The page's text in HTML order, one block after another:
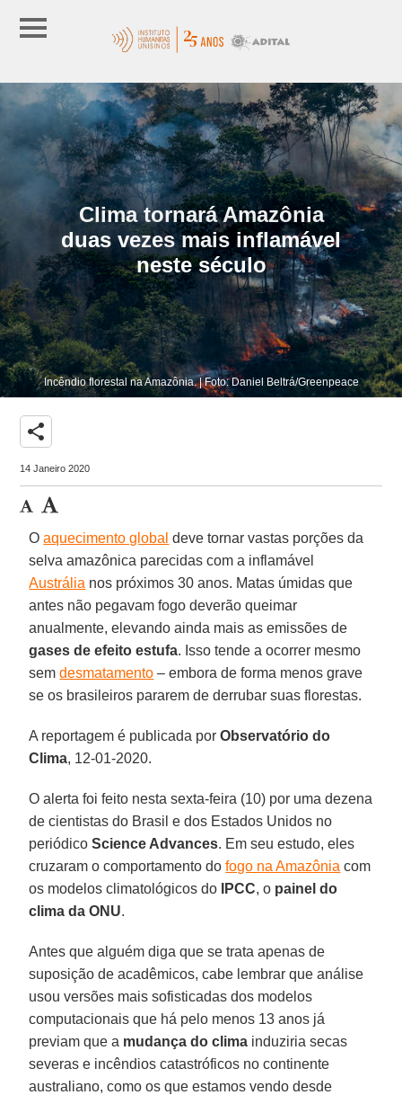
Clima tornará Amazônia
duas vezes mais inflamável
neste século
Incêndio florestal na Amazônia. | Foto: Daniel Beltrá/Greenpeace
share
14 Janeiro 2020
Oaquecimento global deve tornar vastas porções da
selva amazônica parecidas com a inflamável
Austrália nos próximos 30 anos. Matas úmidas que
antes não pegavam fogo deverão queimar
anualmente, elevando ainda mais as emissões de
gases de efeito estufa. Isso tende a ocorrer mesmo
semdesmatamento – embora de forma menos grave
se os brasileiros pararem de derrubar suas florestas.
A reportagem é publicada porObservatório do
Clima, 12-01-2020.
O alerta foi feito nesta sexta-feira (10) por uma dezena
de cientistas do Brasil e dos Estados Unidos no
periódicoScience Advances. Em seu estudo, eles
cruzaram o comportamento dofogo na Amazônia com
os modelos climatológicos do
IPCC, o painel do
clima da ONU.
Antes que alguém diga que se trata apenas de
suposição de acadêmicos, cabe lembrar que análise
usou versões mais sofisticadas dos modelos
computacionais que há pelo menos 13 anos já
previam que a mudança do clima induziria secas
severas e incêndios catastróficos no continente
australiano, como os que estamos vendo desde